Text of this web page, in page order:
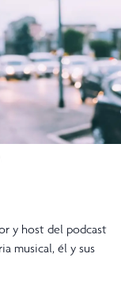
y host del podcast
musical, él y sus